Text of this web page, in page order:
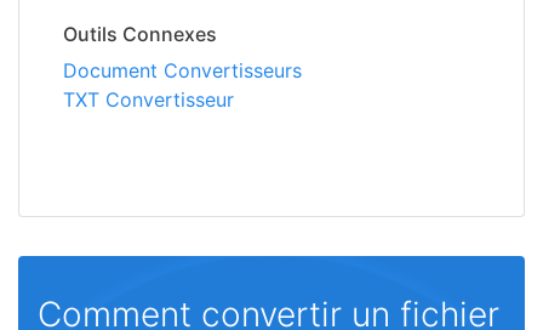
Outils Connexes
Document Convertisseurs
TXT Convertisseur
Comment convertir un fichier